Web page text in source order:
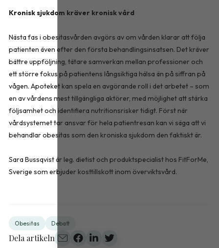
Kronisk sjukdom kräver kronisk vård
Nästa fas i obesitasvården avgörs av om vården klarar att följa
patienten även efter den första behandlingsinsatsen. Det kräver
bättre uppföljning, tätare samverkan mellan professioner och
ett större fokus på patientens långsiktiga hälsa än på siffran på
vågen. Apoteket kan spela en avgörande roll i det arbetet – som
en av vårdens mest tillgängliga aktörer, med möjlighet att stärka
följsamhet och identifiera nutritionsrisker tidigt. Först när
vårdsystemet tar ansvar för hela patientresan kan vi säga att vi
behandlar obesitas som den kroniska sjukdom den faktiskt är.
Sara Bussqvist är leg. dietist och produktspecialist hos FitForMe,
Sverige som erbjuder kosttillskott inom överviktsvård.
Obesitas Debatt
Dela artikeln